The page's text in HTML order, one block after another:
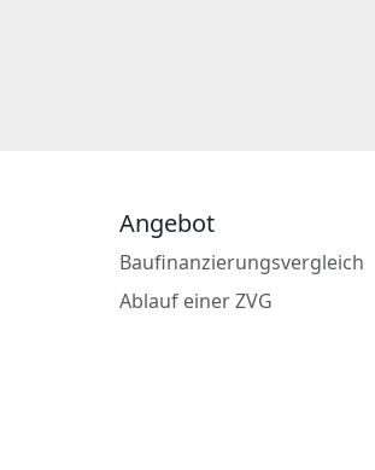
Angebot
Baufinanzierungsvergleich
Ablauf einer ZVG